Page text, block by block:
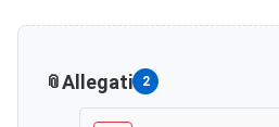
Allegati 2